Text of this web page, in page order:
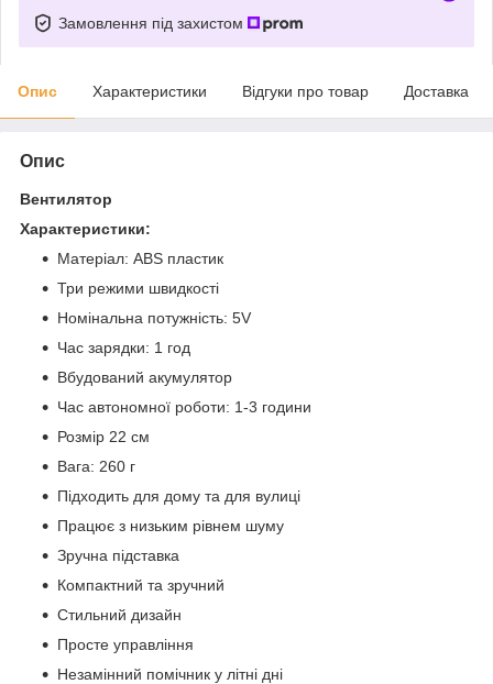
Замовлення під захистом
Опис Характеристики Відгуки про товар Доставка
Опис
Вентилятор
Характеристики:
Матеріал: ABS пластик
Три режими швидкості
Номінальна потужність: 5V
Час зарядки: 1 год
Вбудований акумулятор
Час автономної роботи: 1-3 години
Розмір 22 см
Вага: 260 г
Підходить для дому та для вулиці
Працює з низьким рівнем шуму
Зручна підставка
Компактний та зручний
Стильний дизайн
Просте управління
Незамінний помічник у літні дні